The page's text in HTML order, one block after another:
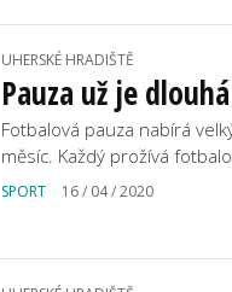
UHERSKÉ HRADIŠTĚ
Pauza už je dlouhá
Fotbalová pauza nabírá
měsíc. Každý prožívá
SPORT 16 / 04 / 2020